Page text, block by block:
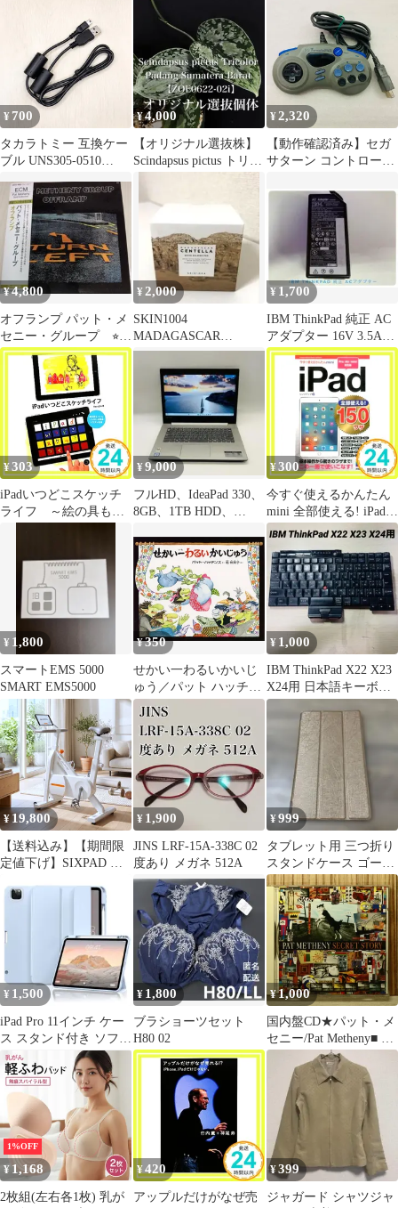
¥ 700
タカラトミー 互換ケー
ブル UNS305-0510
Zoomer Woonyan ハロー
ダイノ ハローウーニャ
ン マイルームロビ
NEOPad 小学館の図鑑
リカちゃん おしゃれ
pad 等 USBケーブル
80623-468
¥4,000
【オリジナル選抜株】
Scindapsus pictus トリカ
¥2,320
【動作確認済み】セガ
サターン コントローラ
IMS-02 SEGA SATURN
SS SEGA DA13
¥4,800
オフランプ パット・メ
セニー・グループ ⭐︎レ
ア⭐︎
¥2,000
SKIN1004
MADAGASCAR
CENTELLA トナーパッ
¥ 1,700
IBM ThinkPad 純正 AC
アダプター 16V 3.5A
02K6810
¥303
iPadいつどこスケッチ
ライフ ～絵の具もペ
Necojita_02
¥9,000
フルHD、IdeaPad 330、
8GB、1TB HDD、
¥300
今すぐ使えるかんたん
mini 全部使える! iPad
150ワザ[Pro/Air/mini対
¥ 1,800
スマートEMS 5000
SMART EMS5000
¥350
せかい一わるいかいじ
ゅう／パット ハッチン
ス
¥ 1,000
IBM ThinkPad X22 X23
X24用 日本語キーボー
ド
¥ 19,800
【送料込み】【期間限
定値下げ】SIXPAD シ
Smart ホワイト「SE-
BR-02A」フィットネス
バイク
¥ 1,900
JINS LRF-15A-338C 02
度あり メガネ 512A
¥999
タブレット用 三つ折り
スタンドケース ゴール
ド
¥ 1,500
iPad Pro 11インチ ケー
ス スタンド付き ソフト
スカイブルー
¥ 1,800
ブラショーツセット
H80 02
¥1,000
国内盤CD★パット・メ
セニー/Pat Metheny■ シ
ークレット・ストーリ
ー - パット・メセニー
【MVCG87/4988067006
868】P77132
1%OFF
¥ 1,168
2枚組(左右各1枚) 乳が
¥420
アップルだけがなぜ売
¥399
ジャガード シャツジャ